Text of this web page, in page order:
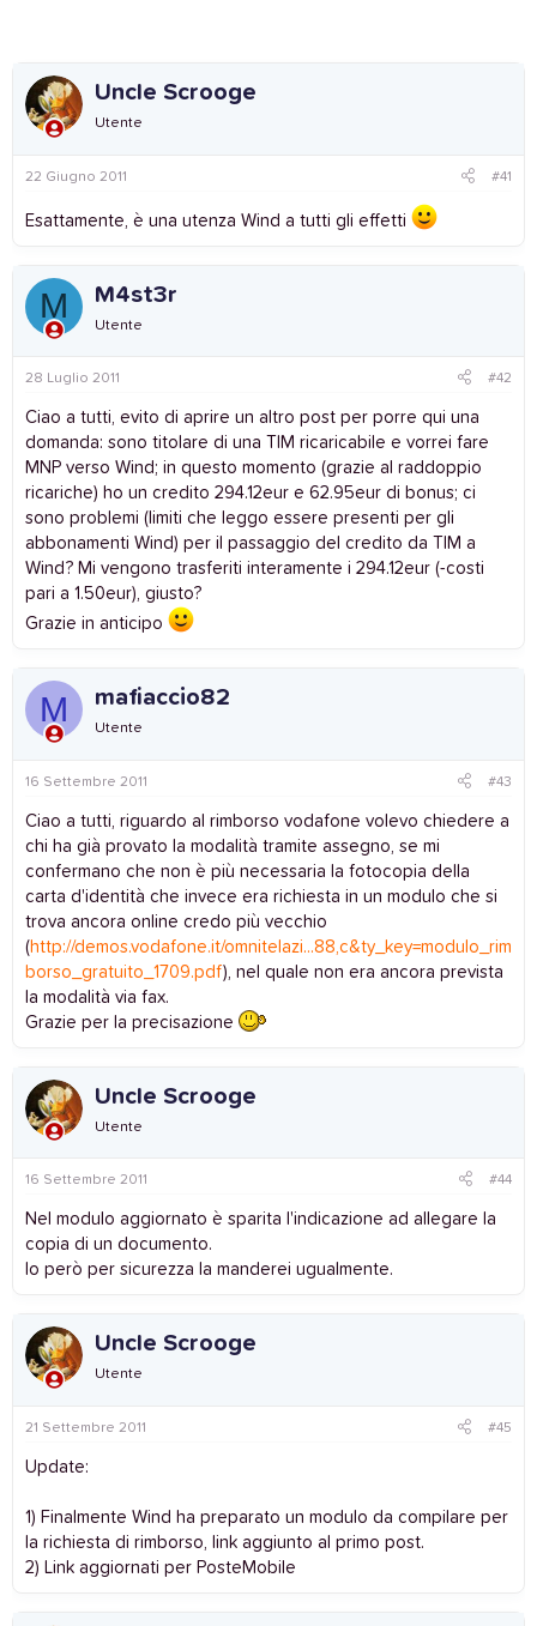
Uncle Scrooge
Utente
22 Giugno 2011 #41
Esattamente, è una utenza Wind a tutti gli effetti
M M4st3r
Utente
28 Luglio 2011 #42
Ciao a tutti, evito di aprire un altro post per porre qui una
domanda: sono titolare di una TIM ricaricabile e vorrei fare
MNP verso Wind; in questo momento (grazie al raddoppio
ricariche) ho un credito 294.12eur e 62.95eur di bonus; ci
sono problemi (limiti che leggo essere presenti per gli
abbonamenti Wind) per il passaggio del credito da TIM a
Wind? Mi vengono trasferiti interamente i 294.12eur (-costi
pari a 1.50eur), giusto?
Grazie in anticipo
M mafiaccio82
Utente
16 Settembre 2011 #43
Ciao a tutti, riguardo al rimborso vodafone volevo chiedere a
chi ha già provato la modalità tramite assegno, se mi
confermano che non è più necessaria la fotocopia della
carta d'identità che invece era richiesta in un modulo che si
trova ancora online credo più vecchio
(http://demos.vodafone.it/omnitelazi...88,c&ty_key=modulo_rim
borso_gratuito_1709.pdf), nel quale non era ancora prevista
la modalità via fax.
Grazie per la precisazione
Uncle Scrooge
Utente
16 Settembre 2011 #44
Nel modulo aggiornato è sparita l'indicazione ad allegare la
copia di un documento.
Io però per sicurezza la manderei ugualmente.
Uncle Scrooge
Utente
21 Settembre 2011 #45
Update:
1) Finalmente Wind ha preparato un modulo da compilare per
la richiesta di rimborso, link aggiunto al primo post.
2) Link aggiornati per PosteMobile